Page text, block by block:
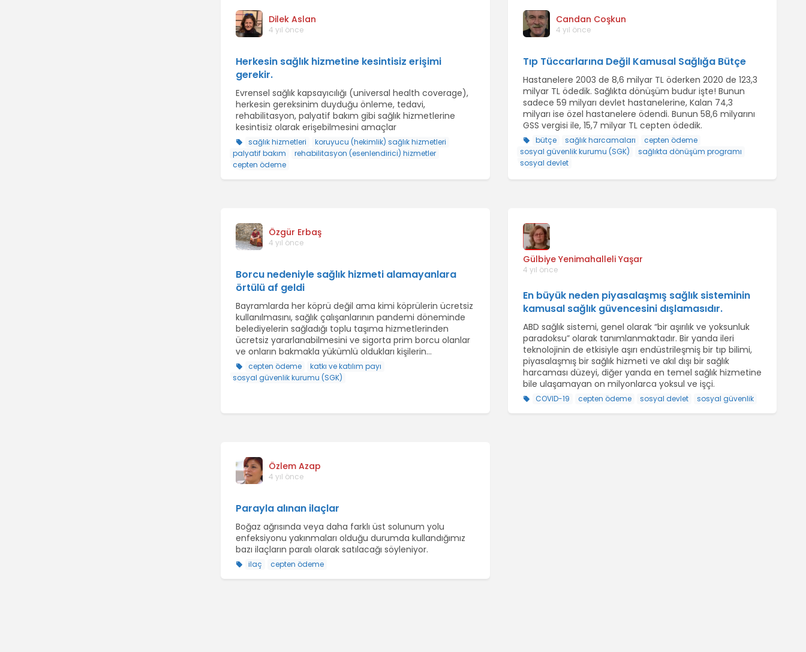
Dilek Aslan
4 yıl önce
Herkesin sağlık hizmetine kesintisiz erişimi
gerekir.
Evrensel sağlık kapsayıcılığı (universal health coverage),
herkesin gereksinim duyduğu önleme, tedavi,
rehabilitasyon, palyatif bakım gibi sağlık hizmetlerine
kesintisiz olarak erişebilmesini amaçlar
sağlık hizmetleri
koruyucu (hekimlik) sağlık hizmetleri
palyatif bakım
rehabilitasyon (esenlendirici) hizmetler
cepten ödeme
Candan Coşkun
4 yıl önce
Tıp Tüccarlarına Değil Kamusal Sağlığa Bütçe
Hastanelere 2003 de 8,6 milyar TL öderken 2020 de 123,3
milyar TL ödedik. Sağlıkta dönüşüm budur işte! Bunun
sadece 59 milyarı devlet hastanelerine, Kalan 74,3
milyarı ise özel hastanelere ödendi. Bunun 58,6 milyarını
GSS vergisi ile, 15,7 milyar TL cepten ödedik.
bütçe sağlık harcamaları
cepten ödeme
sosyal güvenlik kurumu (SGK)
sağlıkta dönüşüm programı
sosyal devlet
Özgür Erbaş
4 yıl önce
Borcu nedeniyle sağlık hizmeti alamayanlara
örtülü af geldi
Bayramlarda her köprü değil ama kimi köprülerin ücretsiz
kullanılmasını, sağlık çalışanlarının pandemi döneminde
belediyelerin sağladığı toplu taşıma hizmetlerinden
ücretsiz yararlanabilmesini ve sigorta prim borcu olanlar
ve onların bakmakla yükümlü oldukları kişilerin...
cepten ödeme
katkı ve katılım payı
sosyal güvenlik kurumu (SGK)
Gülbiye Yenimahalleli Yaşar
4 yıl önce
En büyük neden piyasalaşmış sağlık sisteminin
kamusal sağlık güvencesini dışlamasıdır.
ABD sağlık sistemi, genel olarak “bir aşırılık ve yoksunluk
paradoksu” olarak tanımlanmaktadır. Bir yanda ileri
teknolojinin de etkisiyle aşırı endüstrileşmiş bir tıp bilimi,
piyasalaşmış bir sağlık hizmeti ve akıl dışı bir sağlık
harcaması düzeyi, diğer yanda en temel sağlık hizmetine
bile ulaşamayan on milyonlarca yoksul ve işçi.
COVID-19 cepten ödeme sosyal devlet sosyal güvenlik
Özlem Azap
4 yıl önce
Parayla alınan ilaçlar
Boğaz ağrısında veya daha farklı üst solunum yolu
enfeksiyonu yakınmaları olduğu durumda kullandığımız
bazı ilaçların paralı olarak satılacağı söyleniyor.
ilaç cepten ödeme